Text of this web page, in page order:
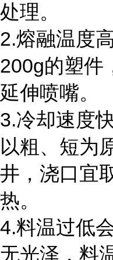
处理。
2.熔融温度
200g的塑件
延伸喷嘴。
3.冷却速度
以粗、短为
井，浇口宜
热。
4.料温过低
无光泽，料